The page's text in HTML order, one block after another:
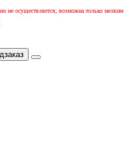
не осуществляется, возможна только мелким